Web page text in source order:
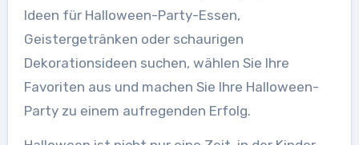
Ideen für Halloween-Party-Essen,
Geistergetränken oder schaurigen
Dekorationsideen suchen, wählen Sie Ihre
Favoriten aus und machen Sie Ihre Halloween-
Party zu einem aufregenden Erfolg.